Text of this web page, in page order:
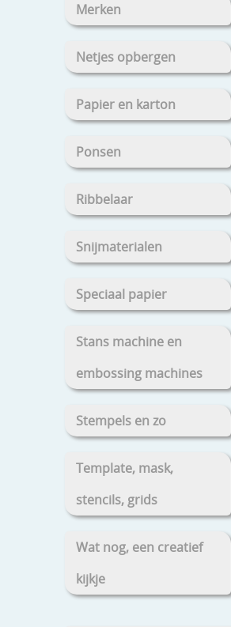
Merken
Netjes opbergen
Papier en karton
Ponsen
Ribbelaar
Snijmaterialen
Speciaal papier
Stans machine en
embossing machines
Stempels en zo
Template, mask,
stencils, grids
Wat nog, een creatief
kijkje